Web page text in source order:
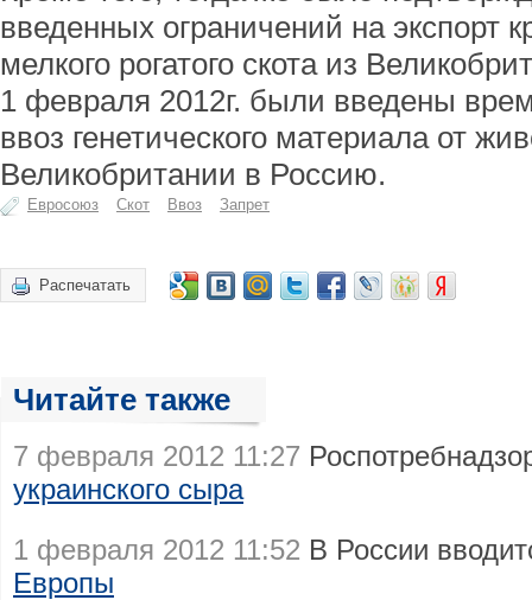
введенных ограничений на экспорт
мелкого рогатого скота из
1 февраля 2012г. были введены
ввоз генетического материала от
Великобритании в Россию.
Евросоюз Скот Ввоз Запрет
Распечатать
Читайте также
7 февраля 2012 11:27
украинского сыра
1 февраля 2012 11:52 В России
Европы